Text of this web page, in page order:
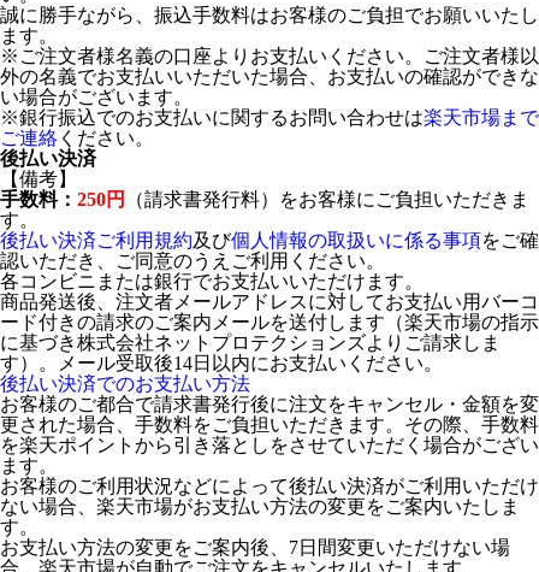
誠に勝手ながら、振込手数料はお客様のご負担でお願いいたし
ます。
※ご注文者様名義の口座よりお支払いください。ご注文者様以
外の名義でお支払いいただいた場合、お支払いの確認ができな
い場合がございます。
※銀行振込でのお支払いに関するお問い合わせは楽天市場まで
ご連絡 ください。
後払い決済
【備考】
手数料： 250円
（請求書発行料）をお客様にご負担いただきま
す。
後払い決済ご利用規約及び個人情報の取扱いに係る事項をご確
認いただき、ご同意のうえご利用ください。
各コンビニまたは銀行でお支払いいただけます。
商品発送後、注文者メールアドレスに対してお支払い用バーコ
ード付きの請求のご案内メールを送付します（楽天市場の指示
に基づき株式会社ネットプロテクションズよりご請求しま
す）。メール受取後14日以内にお支払いください。
後払い決済でのお支払い方法
お客様のご都合で請求書発行後に注文をキャンセル・金額を変
更された場合、手数料をご負担いただきます。その際、手数料
を楽天ポイントから引き落としをさせていただく場合がござい
ます。
お客様のご利用状況などによって後払い決済がご利用いただけ
ない場合、楽天市場がお支払い方法の変更をご案内いたしま
す。
お支払い方法の変更をご案内後、7日間変更いただけない場
合、楽天市場が自動でご注文をキャンセルいたします。